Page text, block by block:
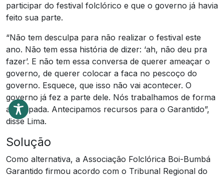
participar do festival folclórico e que o governo já havia
feito sua parte.
“Não tem desculpa para não realizar o festival este
ano. Não tem essa história de dizer: ‘ah, não deu pra
fazer’. E não tem essa conversa de querer ameaçar o
governo, de querer colocar a faca no pescoço do
governo. Esquece, que isso não vai acontecer. O
governo já fez a parte dele. Nós trabalhamos de forma
antecipada. Antecipamos recursos para o Garantido”,
disse Lima.
Solução
Como alternativa, a Associação Folclórica Boi-Bumbá
Garantido firmou acordo com o Tribunal Regional do